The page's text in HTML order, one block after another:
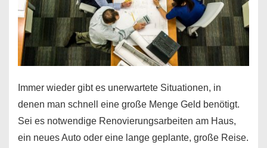
Immer wieder gibt es unerwartete Situationen, in
denen man schnell eine große Menge Geld benötigt.
Sei es notwendige Renovierungsarbeiten am Haus,
ein neues Auto oder eine lange geplante, große Reise.